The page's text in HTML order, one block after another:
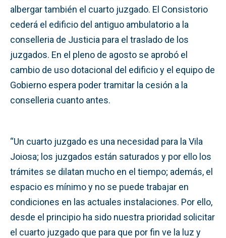
albergar también el cuarto juzgado. El Consistorio
cederá el edificio del antiguo ambulatorio a la
conselleria de Justicia para el traslado de los
juzgados. En el pleno de agosto se aprobó el
cambio de uso dotacional del edificio y el equipo de
Gobierno espera poder tramitar la cesión a la
conselleria cuanto antes.
“Un cuarto juzgado es una necesidad para la Vila
Joiosa; los juzgados están saturados y por ello los
trámites se dilatan mucho en el tiempo; además, el
espacio es mínimo y no se puede trabajar en
condiciones en las actuales instalaciones. Por ello,
desde el principio ha sido nuestra prioridad solicitar
el cuarto juzgado que para que por fin ve la luz y